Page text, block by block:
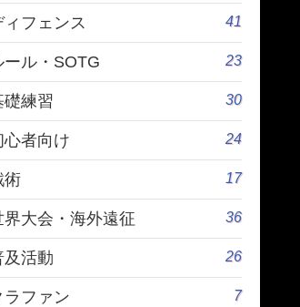
ィフェンス 41
ール・SOTG 23
礎練習 30
心者向け 24
術 17
界大会・海外遠征 36
及活動 26
ラファン 7